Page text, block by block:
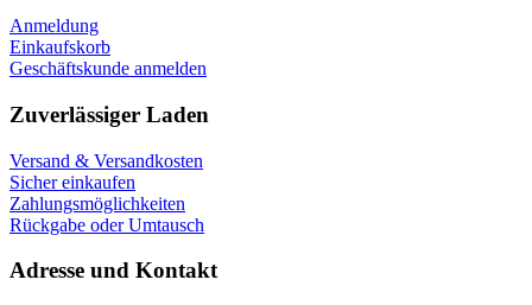
Anmeldung
Einkaufskorb
Geschäftskunde anmelden
Zuverlässiger Laden
Versand & Versandkosten
Sicher einkaufen
Zahlungsmöglichkeiten
Rückgabe oder Umtausch
Adresse und Kontakt